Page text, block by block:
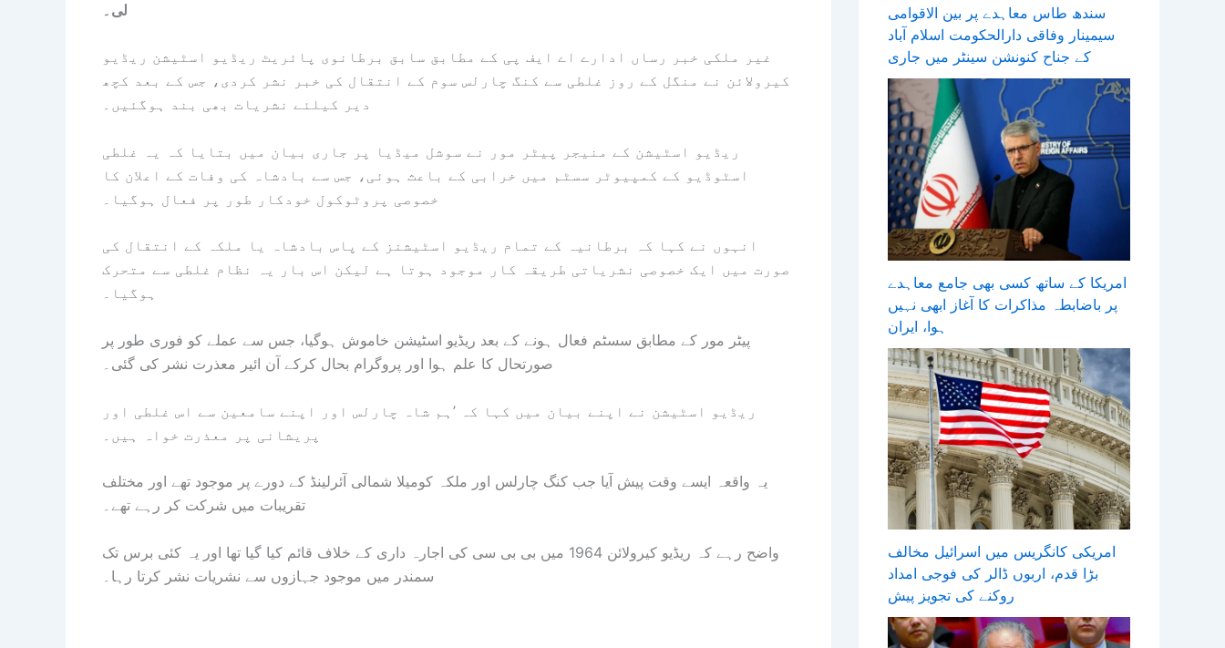
لی۔
غیر ملکی خبر رساں ادارے اے ایف پی کے مطابق سابق برطانوی پائریٹ ریڈیو اسٹیشن ریڈیو
کیرولائن نے منگل کے روز غلطی سے کنگ چارلس سوم کے انتقال کی خبر نشر کردی، جس کے بعد کچھ
دیر کیلئے نشریات بھی بند ہوگئیں۔
ریڈیو اسٹیشن کے منیجر پیٹر مور نے سوشل میڈیا پر جاری بیان میں بتایا کہ یہ غلطی
اسٹوڈیو کے کمپیوٹر سسٹم میں خرابی کے باعث ہوئی، جس سے بادشاہ کی وفات کے اعلان کا
خصوصی پروٹوکول خودکار طور پر فعال ہوگیا۔
انہوں نے کہا کہ برطانیہ کے تمام ریڈیو اسٹیشنز کے پاس بادشاہ یا ملکہ کے انتقال کی
صورت میں ایک خصوصی نشریاتی طریقہ کار موجود ہوتا ہے لیکن اس بار یہ نظام غلطی سے متحرک
ہوگیا۔
پیٹر مور کے مطابق سسٹم فعال ہونے کے بعد ریڈیو اسٹیشن خاموش ہوگیا، جس سے عملے کو فوری طور پر
صورتحال کا علم ہوا اور پروگرام بحال کرکے آن ائیر معذرت نشر کی گئی۔
ریڈیو اسٹیشن نے اپنے بیان میں کہا کہ ’ہم شاہ چارلس اور اپنے سامعین سے اس غلطی اور
پریشانی پر معذرت خواہ ہیں۔
یہ واقعہ ایسے وقت پیش آیا جب کنگ چارلس اور ملکہ کومیلا شمالی آئرلینڈ کے دورے پر موجود تھے اور مختلف
تقریبات میں شرکت کر رہے تھے۔
واضح رہے کہ ریڈیو کیرولائن 1964 میں بی بی سی کی اجارہ داری کے خلاف قائم کیا گیا تھا اور یہ کئی برس تک
سمندر میں موجود جہازوں سے نشریات نشر کرتا رہا۔
سندھ طاس معاہدے پر بین الاقوامی
سیمینار وفاقی دارالحکومت اسلام آباد
کے جناح کنونشن سینٹر میں جاری
امریکا کے ساتھ کسی بھی جامع معاہدے
پر باضابطہ مذاکرات کا آغاز ابھی نہیں
ہوا، ایران
امریکی کانگریس میں اسرائیل مخالف
بڑا قدم، اربوں ڈالر کی فوجی امداد
روکنے کی تجویز پیش